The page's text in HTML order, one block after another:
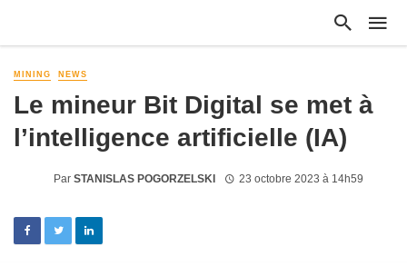
MINING NEWS
Le mineur Bit Digital se met à
l’intelligence artificielle (IA)
Par STANISLAS POGORZELSKI 23 octobre 2023 à 14h59